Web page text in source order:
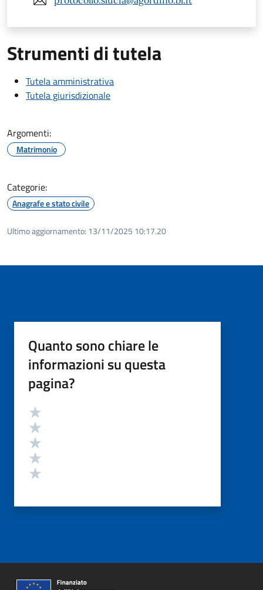
Strumenti di tutela
Tutela amministrativa
Tutela giurisdizionale
Argomenti:
Matrimonio
Categorie:
Anagrafe e stato civile
Ultimo aggiornamento: 13/11/2025 10:17.20
Quanto sono chiare le
informazioni su questa
pagina?
Valutazione